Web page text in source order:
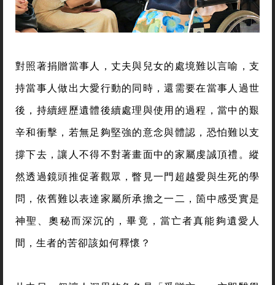
對照著捐贈當事人，丈夫與兒女的處境難以言喻，支
持當事人做出大愛行動的同時，還需要在當事人過世
後，持續經歷遺體後續處理與使用的過程，當中的艱
辛和衝擊，若無足夠堅強的意念與體認，恐怕難以支
撐下去，讓人不得不對著畫面中的家屬虔誠頂禮。縱
然透過鏡頭推促著觀眾，瞥見一門超越愛與生死的學
問，依舊難以表達家屬所承擔之一二，箇中感受實是
神聖、奧秘而深沉的，畢竟，當亡者真能夠遺愛人
間，生者的苦卻該如何釋懷？